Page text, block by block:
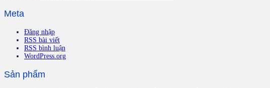
Meta
Đăng nhập
RSS bài viết
RSS bình luận
WordPress.org
Sản phẩm